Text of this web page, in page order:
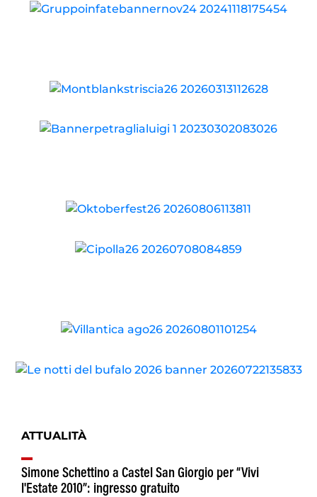
ATTUALITÀ
Simone Schettino a Castel San Giorgio per “Vivi
l'Estate 2010”: ingresso gratuito